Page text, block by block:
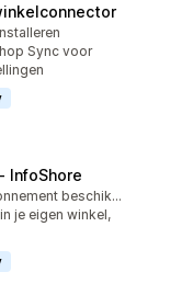
Sync voor
InfoShore
Gratis abonnement beschikbaar
je eigen winkel,